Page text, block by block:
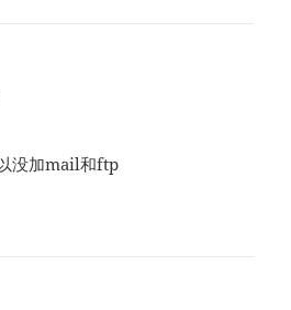
没加mail和ftp